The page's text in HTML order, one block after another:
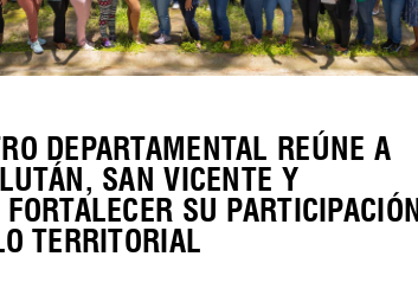
DEPARTAMENTAL REÚNE A
SAN VICENTE Y
SU PARTICIPACIÓN
TERRITORIAL